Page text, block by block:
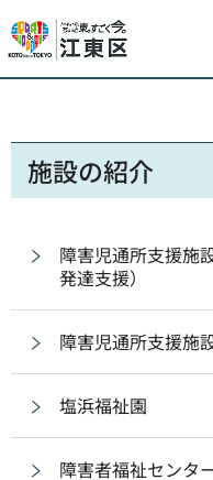
施設の紹介
障害児通所支援施
発達支援）
障害児通所支援施
塩浜福祉園
障害者福祉センタ